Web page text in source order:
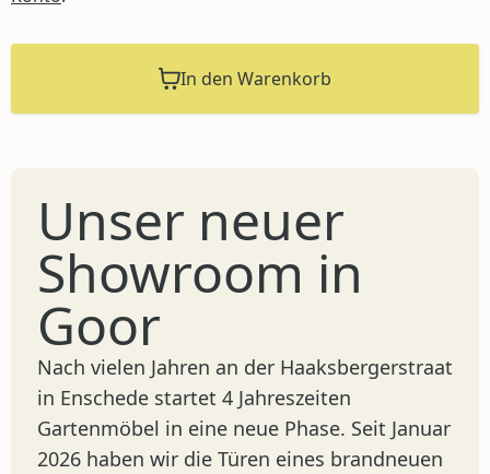
In den Warenkorb
Unser neuer
Showroom in
Goor
Nach vielen Jahren an der Haaksbergerstraat
in Enschede startet 4 Jahreszeiten
Gartenmöbel in eine neue Phase. Seit Januar
2026 haben wir die Türen eines brandneuen